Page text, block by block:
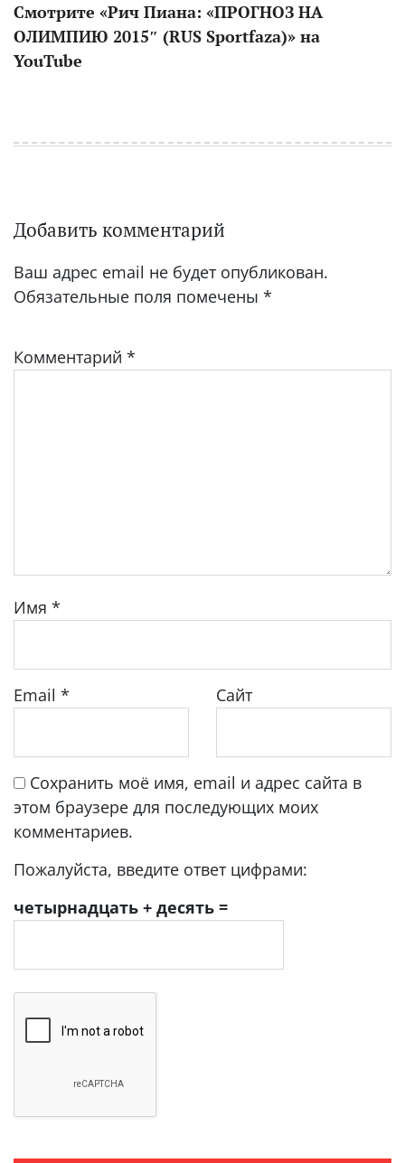
Смотрите «Рич Пиана: «ПРОГНОЗ НА
ОЛИМПИЮ 2015″ (RUS Sportfaza)» на
YouTube
Добавить комментарий
Ваш адрес email не будет опубликован.
Обязательные поля помечены *
Комментарий *
Имя *
Email * Сайт
Сохранить моё имя, email и адрес сайта в
этом браузере для последующих моих
комментариев.
Пожалуйста, введите ответ цифрами:
четырнадцать + десять =